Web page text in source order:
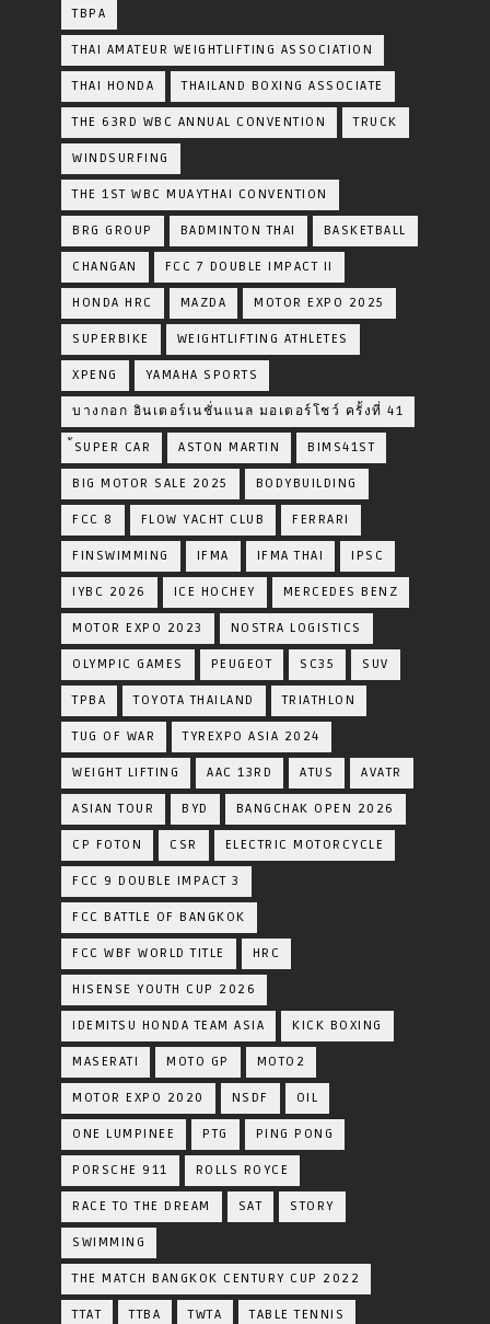
TBPA
THAI AMATEUR WEIGHTLIFTING ASSOCIATION
THAI HONDA THAILAND BOXING ASSOCIATE
THE 63RD WBC ANNUAL CONVENTION TRUCK
WINDSURFING
THE 1ST WBC MUAYTHAI CONVENTION
BRG GROUP BADMINTON THAI BASKETBALL
CHANGAN FCC 7 DOUBLE IMPACT II
HONDA HRC MAZDA MOTOR EXPO 2025
SUPERBIKE WEIGHTLIFTING ATHLETES
XPENG YAMAHA SPORTS
บางกอก อินเตอร์เนชั่นแนล มอเตอร์โชว์ ครั้งที่ 41
้SUPER CAR ASTON MARTIN BIMS41ST
BIG MOTOR SALE 2025 BODYBUILDING
FCC 8 FLOW YACHT CLUB FERRARI
FINSWIMMING IFMA IFMA THAI IPSC
IYBC 2026 ICE HOCHEY MERCEDES BENZ
MOTOR EXPO 2023 NOSTRA LOGISTICS
OLYMPIC GAMES PEUGEOT SC35 SUV
TPBA TOYOTA​ THAILAND​ TRIATHLON
TUG OF WAR TYREXPO ASIA 2024
WEIGHT LIFTING AAC 13RD ATUS AVATR
ASIAN TOUR BYD BANGCHAK OPEN 2026
CP FOTON CSR ELECTRIC MOTORCYCLE
FCC 9 DOUBLE IMPACT 3
FCC BATTLE OF BANGKOK
FCC WBF WORLD TITLE HRC
HISENSE YOUTH CUP 2026
IDEMITSU HONDA TEAM ASIA KICK BOXING
MASERATI MOTO GP MOTO2
MOTOR EXPO 2020 NSDF OIL
ONE LUMPINEE PTG PING PONG
PORSCHE 911 ROLLS ROYCE
RACE TO THE DREAM SAT STORY
SWIMMING
THE MATCH BANGKOK CENTURY CUP 2022
TTAT TTBA TWTA TABLE TENNIS